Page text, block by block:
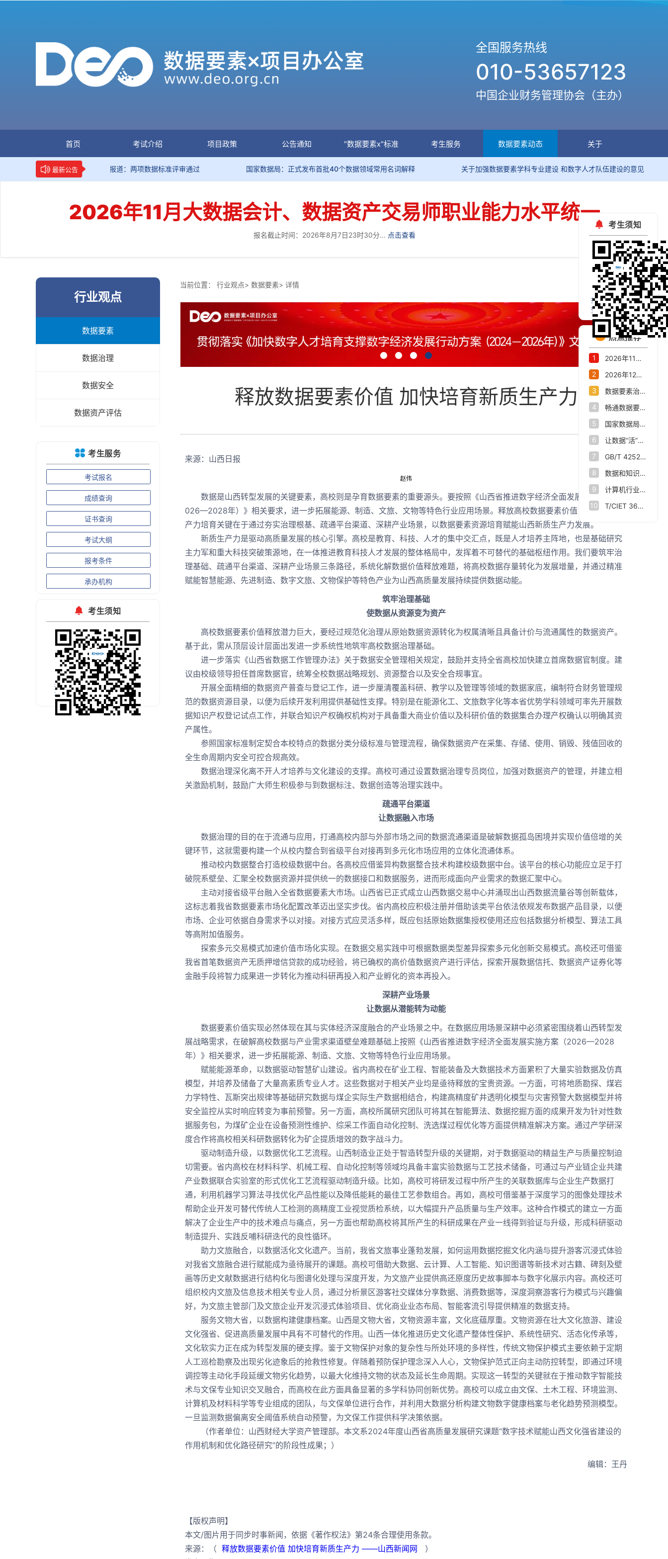
全国服务热线
010-53657123
中国企业财务管理协会（主办）
首页 考试介绍 项目政策 公告通知 "数据要素x"标准 考生服务 数据要素动态 关于
最新公告
新华网权威报道：两项数据标准评审通过 国家数据局：正式发布首批40个数据领域常用名词解释 关于加强数据要素学科专业建设 和数字人才队伍建设的意见
2026年11月大数据会计、数据资产交易师职业能力水平统一
报名截止时间：2026年8月7日23时30分... 点击查看
考生须知
扫码关注官方微信
预约考试公开课
热点推荐
1
2026年11月大数据会计、数据资产交易师职业能力水平统一考试报名公告
2
2026年12月数据资产评估师职业能力水平统一考试报名公告
3
数据要素治理与市场化交流活动在杭州举办高水平重塑全国数字经济第一城
4
畅通数据要素流通“大动脉”——我省数据产业发展态势新观察
5
国家数据局关于印发《关于推进行业高质量数据集建设行动的实施方案》的通知
6
让数据“活”起来，杭州市数据集团打造数据要素改革新范式
7
GB/T 42528-2023 时空大数据技术规范
8
数据和知识双向驱动 让人脑认知规律与人工智能相结合
9
计算机行业点评报告：数据基础设施：数据要素新基座
10
T/CIET 363—2024大数据企业认定规范
行业观点
数据要素
数据治理
数据安全
数据资产评估
考生服务
考试报名
成绩查询
证书查询
考试大纲
报考条件
承办机构
考生须知
扫码关注官方微信
预约考试公开课
当前位置： 行业观点> 数据要素> 详情
释放数据要素价值 加快培育新质生产力
来源：山西日报
赵伟
数据是山西转型发展的关键要素，高校则是孕育数据要素的重要源头。要按照《山西省推进数字经济全面发展实施方案（2
026—2028年）》相关要求，进一步拓展能源、制造、文旅、文物等特色行业应用场景。释放高校数据要素价值，赋能新质生
产力培育关键在于通过夯实治理根基、疏通平台渠道、深耕产业场景，以数据要素资源培育赋能山西新质生产力发展。
新质生产力是驱动高质量发展的核心引擎。高校是教育、科技、人才的集中交汇点，既是人才培养主阵地，也是基础研究
主力军和重大科技突破策源地，在一体推进教育科技人才发展的整体格局中，发挥着不可替代的基础枢纽作用。我们要筑牢治
理基础、疏通平台渠道、深耕产业场景三条路径，系统化解数据价值释放难题，将高校数据存量转化为发展增量，并通过精准
赋能智慧能源、先进制造、数字文旅、文物保护等特色产业为山西高质量发展持续提供数据动能。
筑牢治理基础
使数据从资源变为资产
高校数据要素价值释放潜力巨大，要经过规范化治理从原始数据资源转化为权属清晰且具备计价与流通属性的数据资产。
基于此，需从顶层设计层面出发进一步系统性地筑牢高校数据治理基础。
进一步落实《山西省数据工作管理办法》关于数据安全管理相关规定，鼓励并支持全省高校加快建立首席数据官制度。建
议由校级领导担任首席数据官，统筹全校数据战略规划、资源整合以及安全合规事宜。
开展全面精细的数据资产普查与登记工作，进一步厘清覆盖科研、教学以及管理等领域的数据家底，编制符合财务管理规
范的数据资源目录，以便为后续开发利用提供基础性支撑。特别是在能源化工、文旅数字化等本省优势学科领域可率先开展数
据知识产权登记试点工作，并联合知识产权确权机构对于具备重大商业价值以及科研价值的数据集合办理产权确认以明确其资
产属性。
参照国家标准制定契合本校特点的数据分类分级标准与管理流程，确保数据资产在采集、存储、使用、销毁、残值回收的
全生命周期内安全可控合规高效。
数据治理深化离不开人才培养与文化建设的支撑。高校可通过设置数据治理专员岗位，加强对数据资产的管理，并建立相
关激励机制，鼓励广大师生积极参与到数据标注、数据创造等治理实践中。
疏通平台渠道
让数据融入市场
数据治理的目的在于流通与应用，打通高校内部与外部市场之间的数据流通渠道是破解数据孤岛困境并实现价值倍增的关
键环节，这就需要构建一个从校内整合到省级平台对接再到多元化市场应用的立体化流通体系。
推动校内数据整合打造校级数据中台。各高校应借鉴异构数据整合技术构建校级数据中台。该平台的核心功能应立足于打
破院系壁垒、汇聚全校数据资源并提供统一的数据接口和数据服务，进而形成面向产业需求的数据汇聚中心。
主动对接省级平台融入全省数据要素大市场。山西省已正式成立山西数据交易中心并涌现出山西数据流量谷等创新载体，
这标志着我省数据要素市场化配置改革迈出坚实步伐。省内高校应积极注册并借助该类平台依法依规发布数据产品目录，以便
市场、企业可依据自身需求予以对接。对接方式应灵活多样，既应包括原始数据集授权使用还应包括数据分析模型、算法工具
等高附加值服务。
探索多元交易模式加速价值市场化实现。在数据交易实践中可根据数据类型差异探索多元化创新交易模式。高校还可借鉴
我省首笔数据资产无质押增信贷款的成功经验，将已确权的高价值数据资产进行评估，探索开展数据信托、数据资产证券化等
金融手段将智力成果进一步转化为推动科研再投入和产业孵化的资本再投入。
深耕产业场景
让数据从潜能转为动能
数据要素价值实现必然体现在其与实体经济深度融合的产业场景之中。在数据应用场景深耕中必须紧密围绕着山西转型发
展战略需求，在破解高校数据与产业需求渠道壁垒难题基础上按照《山西省推进数字经济全面发展实施方案（2026—2028
年）》相关要求，进一步拓展能源、制造、文旅、文物等特色行业应用场景。
赋能能源革命，以数据驱动智慧矿山建设。省内高校在矿业工程、智能装备及大数据技术方面累积了大量实验数据及仿真
模型，并培养及储备了大量高素质专业人才。这些数据对于相关产业均是亟待释放的宝贵资源。一方面，可将地质勘探、煤岩
力学特性、瓦斯突出规律等基础研究数据与煤企实际生产数据相结合，构建高精度矿井透明化模型与灾害预警大数据模型并将
安全监控从实时响应转变为事前预警。另一方面，高校所属研究团队可将其在智能算法、数据挖掘方面的成果开发为针对性数
据服务包，为煤矿企业在设备预测性维护、综采工作面自动化控制、洗选煤过程优化等方面提供精准解决方案。通过产学研深
度合作将高校相关科研数据转化为矿企提质增效的数字战斗力。
驱动制造升级，以数据优化工艺流程。山西制造业正处于智造转型升级的关键期，对于数据驱动的精益生产与质量控制迫
切需要。省内高校在材料科学、机械工程、自动化控制等领域均具备丰富实验数据与工艺技术储备，可通过与产业链企业共建
产业数据联合实验室的形式优化工艺流程驱动制造升级。比如，高校可将研发过程中所产生的关联数据库与企业生产数据打
通，利用机器学习算法寻找优化产品性能以及降低能耗的最佳工艺参数组合。再如，高校可借鉴基于深度学习的图像处理技术
帮助企业开发可替代传统人工检测的高精度工业视觉质检系统，以大幅提升产品质量与生产效率。这种合作模式的建立一方面
解决了企业生产中的技术难点与痛点，另一方面也帮助高校将其所产生的科研成果在产业一线得到验证与升级，形成科研驱动
制造提升、实践反哺科研迭代的良性循环。
助力文旅融合，以数据活化文化遗产。当前，我省文旅事业蓬勃发展，如何运用数据挖掘文化内涵与提升游客沉浸式体验
对我省文旅融合进行赋能成为亟待展开的课题。高校可借助大数据、云计算、人工智能、知识图谱等新技术对古籍、碑刻及壁
画等历史文献数据进行结构化与图谱化处理与深度开发，为文旅产业提供高还原度历史故事脚本与数字化展示内容。高校还可
组织校内文旅及信息技术相关专业人员，通过分析景区游客社交媒体分享数据、消费数据等，深度洞察游客行为模式与兴趣偏
好，为文旅主管部门及文旅企业开发沉浸式体验项目、优化商业业态布局、智能客流引导提供精准的数据支持。
服务文物大省，以数据构建健康档案。山西是文物大省，文物资源丰富，文化底蕴厚重。文物资源在壮大文化旅游、建设
文化强省、促进高质量发展中具有不可替代的作用。山西一体化推进历史文化遗产整体性保护、系统性研究、活态化传承等，
文化软实力正在成为转型发展的硬支撑。鉴于文物保护对象的复杂性与所处环境的多样性，传统文物保护模式主要依赖于定期
人工巡检勘察及出现劣化迹象后的抢救性修复。伴随着预防保护理念深入人心，文物保护范式正向主动防控转型，即通过环境
调控等主动化手段延缓文物劣化趋势，以最大化维持文物的状态及延长生命周期。实现这一转型的关键就在于推动数字智能技
术与文保专业知识交叉融合，而高校在此方面具备显著的多学科协同创新优势。高校可以成立由文保、土木工程、环境监测、
计算机及材料科学等专业组成的团队，与文保单位进行合作，并利用大数据分析构建文物数字健康档案与老化趋势预测模型。
一旦监测数据偏离安全阈值系统自动预警，为文保工作提供科学决策依据。
（作者单位：山西财经大学资产管理部。本文系2024年度山西省高质量发展研究课题“数字技术赋能山西文化强省建设的
作用机制和优化路径研究”的阶段性成果；）
编辑：王丹
【版权声明】
本文/图片用于同步时事新闻，依据《著作权法》第24条合理使用条款。
来源：（ 释放数据要素价值 加快培育新质生产力 ——山西新闻网 ）